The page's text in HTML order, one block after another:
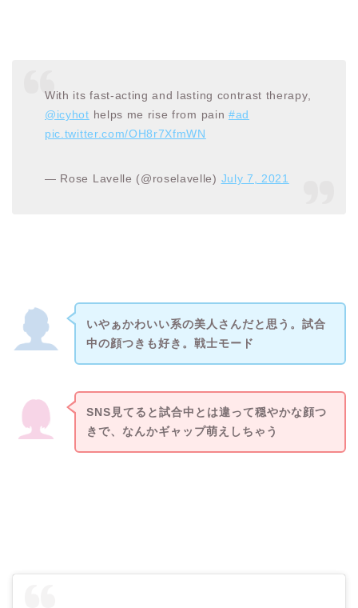
With its fast-acting and lasting contrast therapy,
@icyhot helps me rise from pain #ad
pic.twitter.com/OH8r7XfmWN
— Rose Lavelle (@roselavelle) July 7, 2021
いやぁかわいい系の美人さんだと思う。試合
中の顔つきも好き。戦士モード
SNS見てると試合中とは違って穏やかな顔つ
きで、なんかギャップ萌えしちゃう